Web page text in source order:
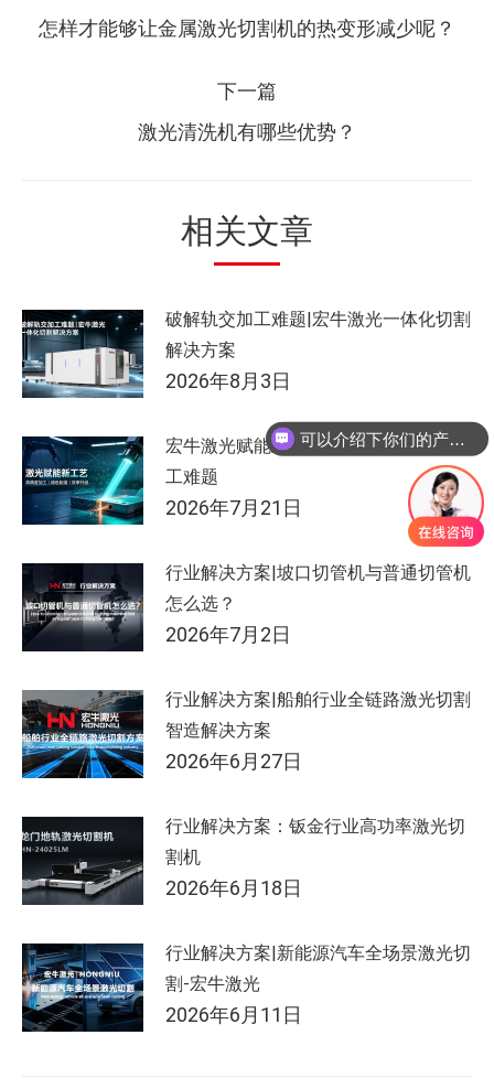
章
上
篇：
怎样才能够让金属激光切割机的热变形减少呢？
下一篇
下
激光清洗机有哪些优势？
相关文章
破解轨交加工难题|宏牛激光一体化切割
解决方案
2026年8月3日
宏牛激光赋能新工艺，破解农机制造加
工难题
2026年7月21日
行业解决方案|坡口切管机与普通切管机
怎么选？
2026年7月2日
行业解决方案|船舶行业全链路激光切割
智造解决方案
2026年6月27日
行业解决方案：钣金行业高功率激光切
割机
2026年6月18日
行业解决方案|新能源汽车全场景激光切
割-宏牛激光
2026年6月11日
可以介绍下你们的产品么